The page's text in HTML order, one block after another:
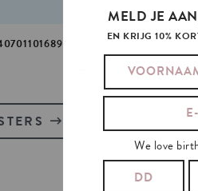
TAGS:FRANS ,
BEKIJK
MELD JE
EN KRIJG 10%
We love